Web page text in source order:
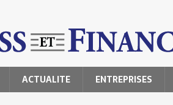
ACTUALITE ENTREPRISES